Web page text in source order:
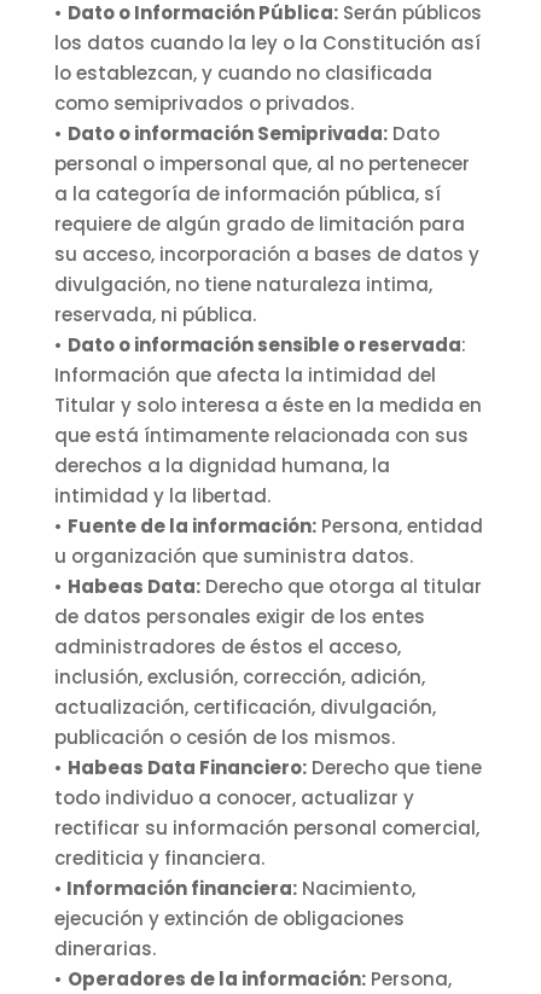
• Dato o Información Pública:Serán públicos
los datos cuando la ley o la Constitución así
lo establezcan, y cuando no clasificada
como semiprivados o privados.
• Dato o información Semiprivada:Dato
personal o impersonal que, al no pertenecer
a la categoría de información pública, sí
requiere de algún grado de limitación para
su acceso, incorporación a bases de datos y
divulgación, no tiene naturaleza intima,
reservada, ni pública.
• Dato o información sensible o reservada:
Información que afecta la intimidad del
Titular y solo interesa a éste en la medida en
que está íntimamente relacionada con sus
derechos a la dignidad humana, la
intimidad y la libertad.
• Fuente de la información:Persona, entidad
u organización que suministra datos.
• Habeas Data:Derecho que otorga al titular
de datos personales exigir de los entes
administradores de éstos el acceso,
inclusión, exclusión, corrección, adición,
actualización, certificación, divulgación,
publicación o cesión de los mismos.
• Habeas Data Financiero:Derecho que tiene
todo individuo a conocer, actualizar y
rectificar su información personal comercial,
crediticia y financiera.
• Información financiera:Nacimiento,
ejecución y extinción de obligaciones
dinerarias.
• Operadores de la información:Persona,